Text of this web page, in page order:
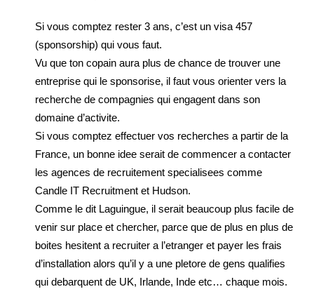
Si vous comptez rester 3 ans, c’est un visa 457
(sponsorship) qui vous faut.
Vu que ton copain aura plus de chance de trouver une
entreprise qui le sponsorise, il faut vous orienter vers la
recherche de compagnies qui engagent dans son
domaine d’activite.
Si vous comptez effectuer vos recherches a partir de la
France, un bonne idee serait de commencer a contacter
les agences de recruitement specialisees comme
Candle IT Recruitment et Hudson.
Comme le dit Laguingue, il serait beaucoup plus facile de
venir sur place et chercher, parce que de plus en plus de
boites hesitent a recruiter a l’etranger et payer les frais
d’installation alors qu’il y a une pletore de gens qualifies
qui debarquent de UK, Irlande, Inde etc… chaque mois.